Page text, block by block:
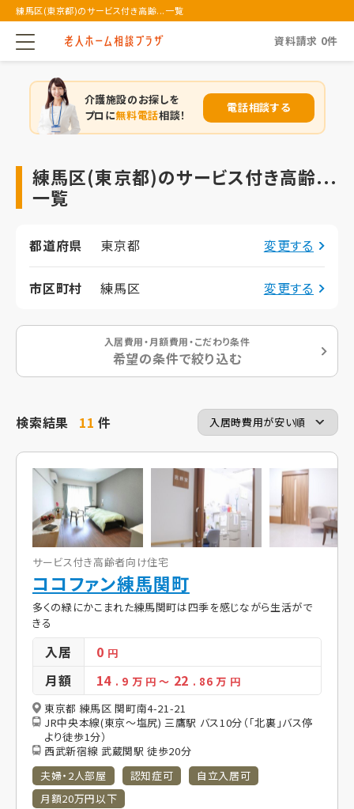
練馬区(東京都)のサービス付き高齢...一覧
資料請求 0件
介護施設のお探しを
プロに無料電話相談！
電話相談する
練馬区(東京都)のサービス付き高齢...
一覧
都道府県 東京都 変更する
市区町村 練馬区 変更する
入居費用・月額費用・こだわり条件
希望の条件で絞り込む
検索結果 11件
サービス付き高齢者向け住宅
ココファン練馬関町
多くの緑にかこまれた練馬関町は四季を感じながら生活がで
きる
入居 0 円
月額 14 . 9 万 円～ 22 . 86万 円
東京都 練馬区 関町南4-21-21
JR中央本線(東京～塩尻) 三鷹駅 バス10分（「北裏」バス停
より徒歩1分）
西武新宿線 武蔵関駅 徒歩20分
夫婦・2人部屋
認知症可
自立入居可
月額20万円以下